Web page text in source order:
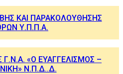
ΚΑΙ ΠΑΡΑΚΟΛΟΥΘΗΣΗΣ
Υ.Π.Π.Α.
Γ.Ν.Α. «Ο ΕΥΑΓΓΕΛΙΣΜΟΣ –
Ν.Π.Δ..Δ.